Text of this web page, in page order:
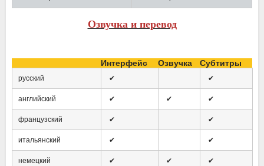
Озвучка и перевод
Интерфейс Озвучка Субтитры
русский ✔ ✔
английский ✔ ✔ ✔
французский ✔ ✔
итальянский ✔ ✔
немецкий ✔ ✔ ✔